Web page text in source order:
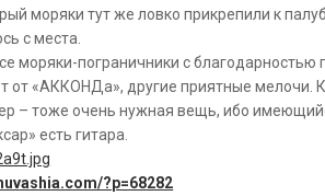
моряки тут же ловко прикрепили к
с места.
моряки-пограничники с
от «АККОНДа», другие приятные мелочи.
– тоже очень нужная вещь, ибо
есть гитара.
?p=68282